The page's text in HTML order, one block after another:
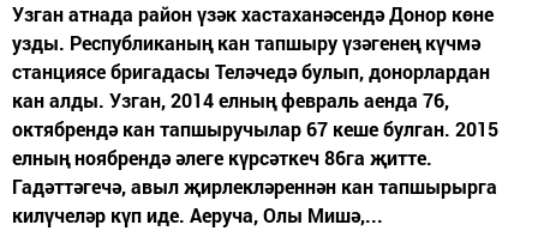
Узган атнада район үзәк хастаханәсендә Донор көне
узды. Республиканың кан тапшыру үзәгенең күчмә
станциясе бригадасы Теләчедә булып, донорлардан
кан алды. Узган, 2014 елның февраль аенда 76,
октябрендә кан тапшыручылар 67 кеше булган. 2015
елның ноябрендә әлеге күрсәткеч 86га җитте.
Гадәттәгечә, авыл җирлекләреннән кан тапшырырга
килүчеләр күп иде. Аеруча, Олы Мишә,...